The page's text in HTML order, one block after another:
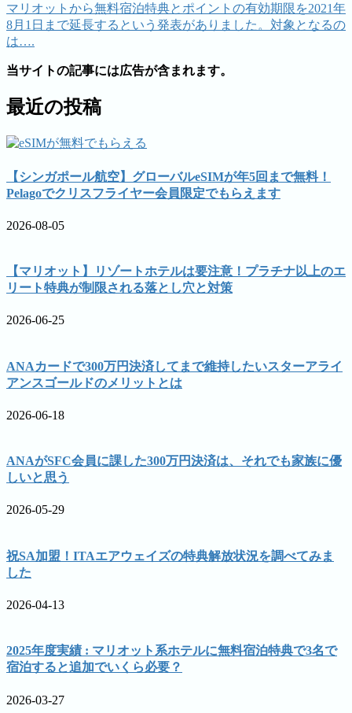
マリオットから無料宿泊特典とポイントの有効期限を2021年
8月1日まで延長するという発表がありました。対象となるの
は….
当サイトの記事には広告が含まれます。
最近の投稿
【シンガポール航空】グローバルeSIMが年5回まで無料！
Pelagoでクリスフライヤー会員限定でもらえます
2026-08-05
【マリオット】リゾートホテルは要注意！プラチナ以上のエ
リート特典が制限される落とし穴と対策
2026-06-25
ANAカードで300万円決済してまで維持したいスターアライ
アンスゴールドのメリットとは
2026-06-18
ANAがSFC会員に課した300万円決済は、それでも家族に優
しいと思う
2026-05-29
祝SA加盟！ITAエアウェイズの特典解放状況を調べてみま
した
2026-04-13
2025年度実績 : マリオット系ホテルに無料宿泊特典で3名で
宿泊すると追加でいくら必要？
2026-03-27